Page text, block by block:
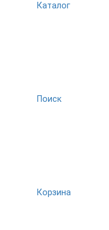
Каталог
Поиск
Корзина